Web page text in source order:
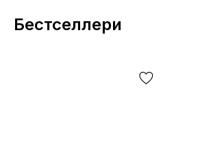
Кросівки доставляютьсячерез
Середній час доставки
Бестселлери